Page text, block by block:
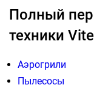
Полный
техники
Аэрогрили
Пылесосы